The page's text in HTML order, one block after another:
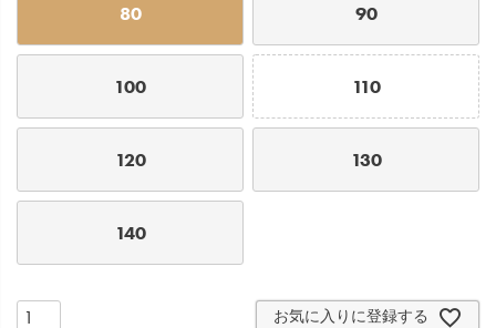
80 90
100 110
120 130
140
お気に入りに登録する